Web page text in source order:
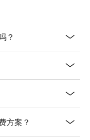
？
方案？